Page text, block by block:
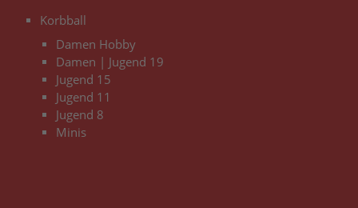
Korbball
Damen Hobby
Damen | Jugend 19
Jugend 15
Jugend 11
Jugend 8
Minis